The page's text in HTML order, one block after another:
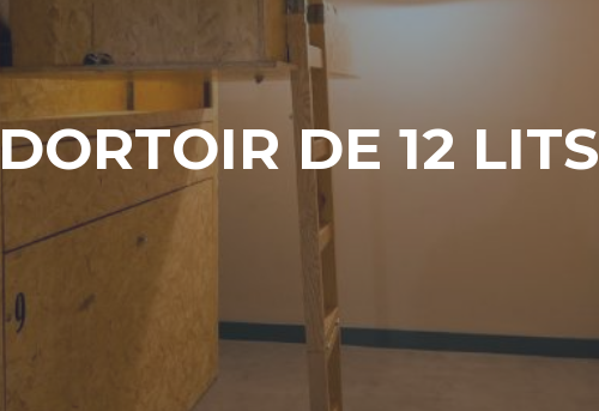
DORTOIR DE 12 LITS